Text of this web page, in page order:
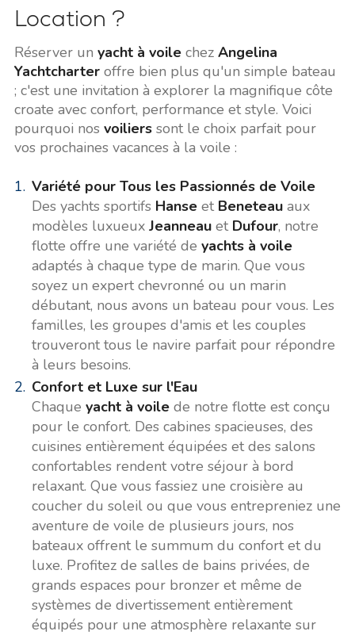
Location ?
Réserver un yacht à voilechez Angelina
Yachtcharteroffre bien plus qu'un simple bateau
; c'est une invitation à explorer la magnifique côte
croate avec confort, performance et style. Voici
pourquoi nos voilierssont le choix parfait pour
vos prochaines vacances à la voile :
Variété pour Tous les Passionnés de Voile
Des yachts sportifs Hanseet Beneteauaux
modèles luxueux Jeanneauet Dufour, notre
flotte offre une variété de yachts à voile
adaptés à chaque type de marin. Que vous
soyez un expert chevronné ou un marin
débutant, nous avons un bateau pour vous. Les
familles, les groupes d'amis et les couples
trouveront tous le navire parfait pour répondre
à leurs besoins.
Confort et Luxe sur l'Eau
Chaque yacht à voilede notre flotte est conçu
pour le confort. Des cabines spacieuses, des
cuisines entièrement équipées et des salons
confortables rendent votre séjour à bord
relaxant. Que vous fassiez une croisière au
coucher du soleil ou que vous entrepreniez une
aventure de voile de plusieurs jours, nos
bateaux offrent le summum du confort et du
luxe. Profitez de salles de bains privées, de
grands espaces pour bronzer et même de
systèmes de divertissement entièrement
équipés pour une atmosphère relaxante sur